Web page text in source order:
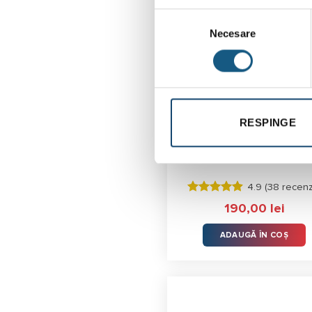
consimțământului
Necesare
RESPINGE
Salus RT305RF
Evaluat la
stele
din 5
4.9 (38
190,00 lei
ADAUGĂ ÎN COȘ